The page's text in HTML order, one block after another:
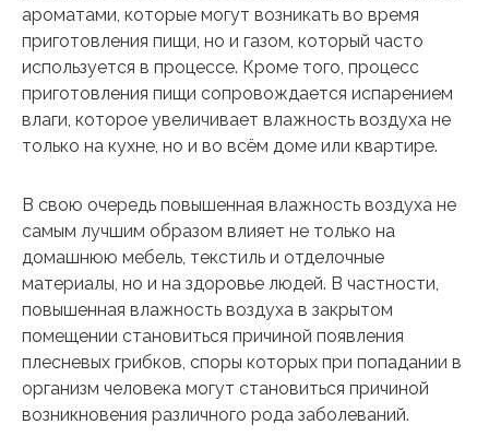
ароматами, которые могут возникать во время
приготовления пищи, но и газом, который часто
используется в процессе. Кроме того, процесс
приготовления пищи сопровождается испарением
влаги, которое увеличивает влажность воздуха не
только на кухне, но и во всём доме или квартире.
В свою очередь повышенная влажность воздуха не
самым лучшим образом влияет не только на
домашнюю мебель, текстиль и отделочные
материалы, но и на здоровье людей. В частности,
повышенная влажность воздуха в закрытом
помещении становиться причиной появления
плесневых грибков, споры которых при попадании в
организм человека могут становиться причиной
возникновения различного рода заболеваний.